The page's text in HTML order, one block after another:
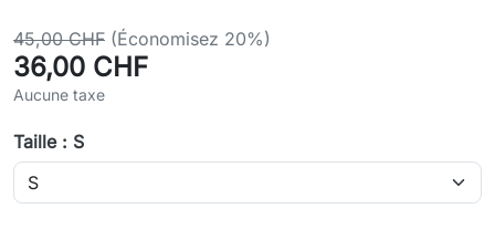
45,00 CHF (Économisez 20%)
36,00 CHF
Aucune taxe
Taille : S